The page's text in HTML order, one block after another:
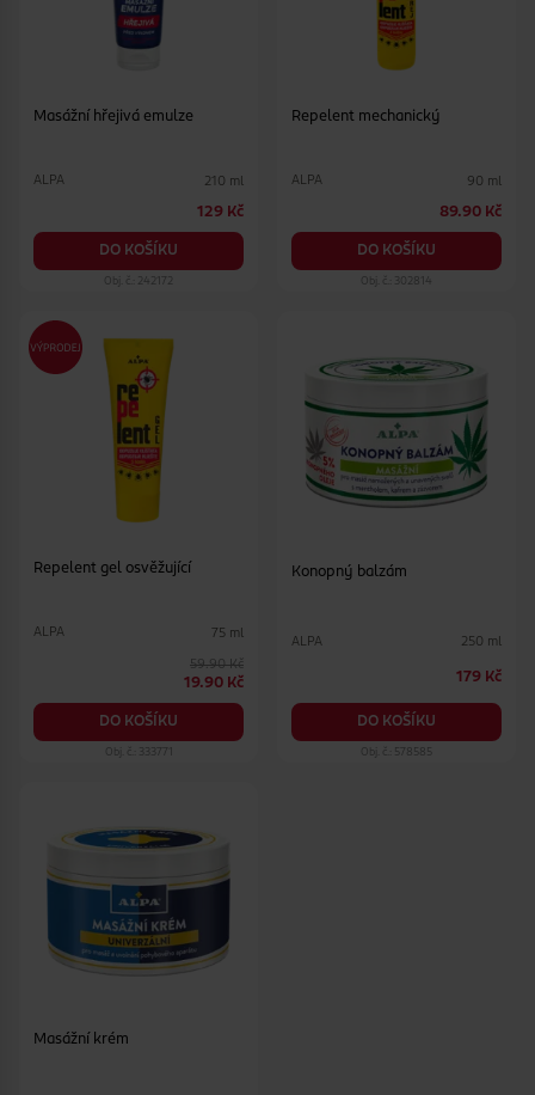
Masážní hřejivá emulze
ALPA 210 ml
129 Kč
DO KOŠÍKU
Obj. č.: 242172
Repelent mechanický
ALPA 90 ml
89.90 Kč
DO KOŠÍKU
Obj. č.: 302814
Repelent gel osvěžující
ALPA 75 ml
59.90 Kč
19.90 Kč
DO KOŠÍKU
Konopný balzám
ALPA 250 ml
179 Kč
DO KOŠÍKU
Obj. č.: 578585
Masážní krém